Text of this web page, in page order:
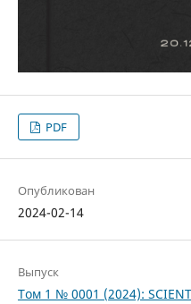
PDF
Опубликован
2024-02-14
Выпуск
Том 1 № 0001 (2024):